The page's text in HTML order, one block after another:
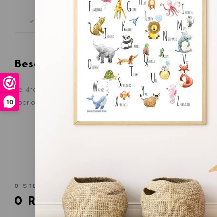
10
Gratis
Beschrijving
Je kind voelt, ziet en ontdekt al het leuks van spelen, alleen of
voor onderweg en combinatie met een boxkleed en ander
0 STERREN OP BASIS VAN0BEOORDELINGEN
0 Reviews